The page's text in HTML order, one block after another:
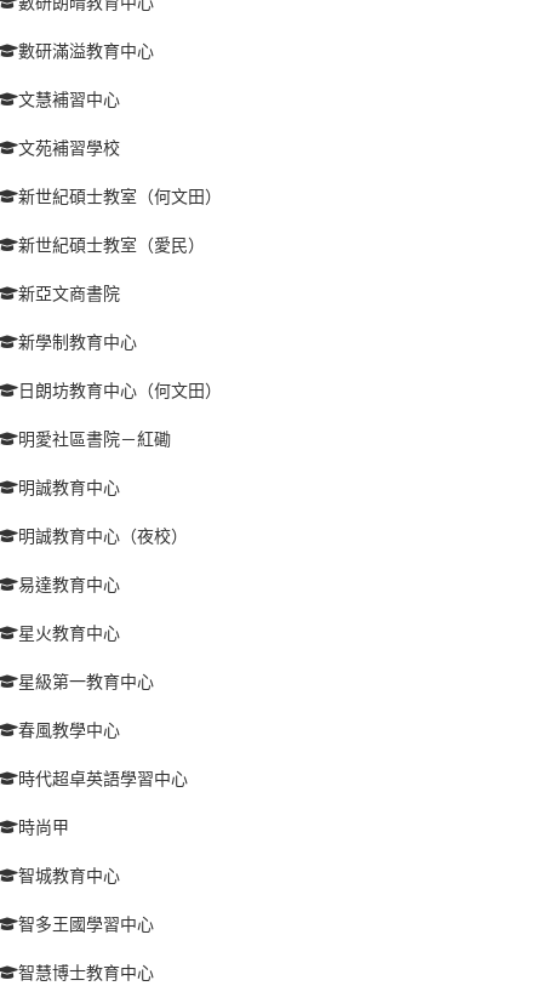
數研滿溢教育中心
文慧補習中心
文苑補習學校
新世紀碩士教室（何文田）
新世紀碩士教室（愛民）
新亞文商書院
新學制教育中心
日朗坊教育中心（何文田）
明愛社區書院－紅磡
明誠教育中心
明誠教育中心（夜校）
易達教育中心
星火教育中心
星級第一教育中心
春風教學中心
時代超卓英語學習中心
時尚甲
智城教育中心
智多王國學習中心
智慧博士教育中心